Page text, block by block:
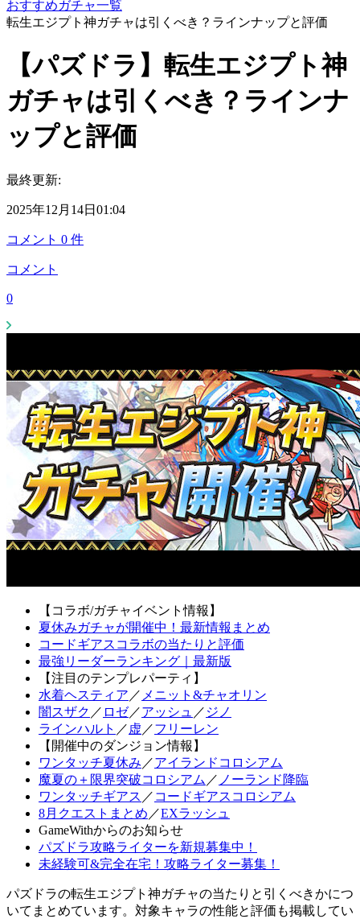
おすすめガチャ一覧
転生エジプト神ガチャは引くべき？ラインナップと評価
【パズドラ】転生エジプト神
ガチャは引くべき？ラインナ
ップと評価
最終更新:
2025年12月14日01:04
コメント 0 件
コメント
0
【コラボ/ガチャイベント情報】
夏休みガチャが開催中！最新情報まとめ
コードギアスコラボの当たりと評価
最強リーダーランキング｜最新版
【注目のテンプレパーティ】
水着ヘスティア ／ メニット&チャオリン
闇スザク ／ ロゼ／アッシュ ／ ジノ
ラインハルト ／ 虚 ／フリーレン
【開催中のダンジョン情報】
ワンタッチ夏休み ／アイランドコロシアム
魔夏の＋限界突破コロシアム ／ ノーランド降臨
ワンタッチギアス ／ コードギアスコロシアム
8月クエストまとめ ／EXラッシュ
GameWithからのお知らせ
パズドラ攻略ライターを新規募集中！
未経験可&完全在宅！攻略ライター募集！
パズドラの転生エジプト神ガチャの当たりと引くべきかにつ
いてまとめています。対象キャラの性能と評価も掲載してい